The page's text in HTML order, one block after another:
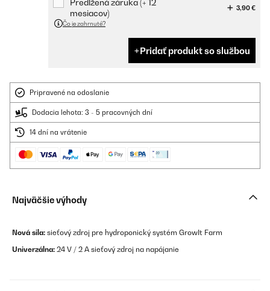
Predĺžená záruka (+ 12
mesiacov)
3,90 €
Čo je zahrnuté?
Pridať produkt so službou
Pripravené na odoslanie
Dodacia lehota: 3 - 5 pracovných dní
14 dní na vrátenie
Najväčšie výhody
Nová sila: sieťový zdroj pre hydroponický systém GrowIt Farm
Univerzálna: 24 V / 2 A sieťový zdroj na napájanie